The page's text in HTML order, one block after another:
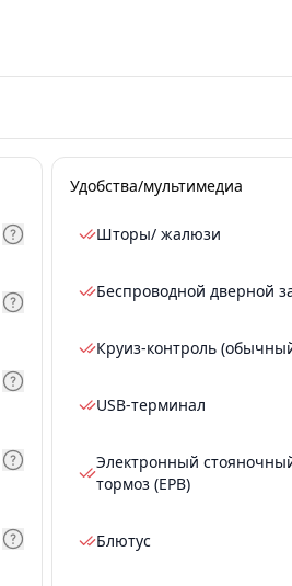
Удобства/мультимедиа
Шторы/ жалюзи
Беспроводной дверной
Круиз-контроль
USB-терминал
Электронный
тормоз (EPB)
Блютус